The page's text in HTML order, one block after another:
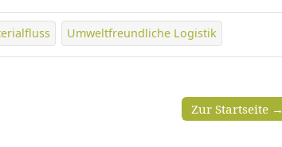
Umweltfreundliche Logistik
Zur Startseite →